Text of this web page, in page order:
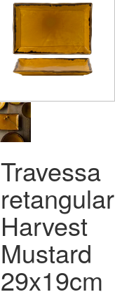
Travessa
retangular
Harvest
Mustard
29x19cm